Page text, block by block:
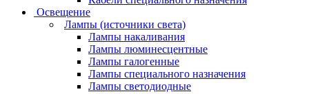
Освещение
Лампы (источники света)
Лампы накаливания
Лампы люминесцентные
Лампы галогенные
Лампы специального назначения
Лампы светодиодные